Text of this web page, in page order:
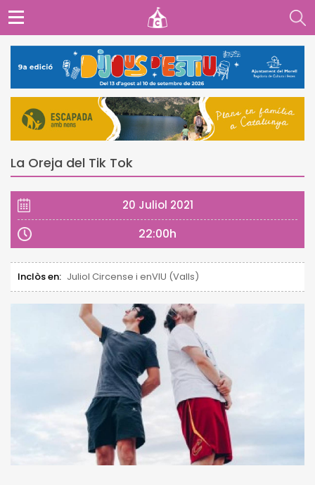
La Oreja del Tik Tok
20 Juliol 2021
22:00h
Inclòs en: Juliol Circense i enVIU (Valls)